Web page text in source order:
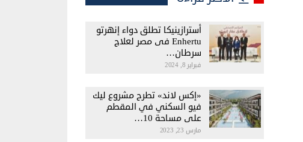
أسترازينيكا تطلق دواء إنهرتو
Enhertu فى مصر لعلاج
سرطان…
فبراير 8, 2024
«إكس لاند» تطرح مشروع ليك
فيو السكني في المقطم
على مساحة 10…
مارس 23, 2023